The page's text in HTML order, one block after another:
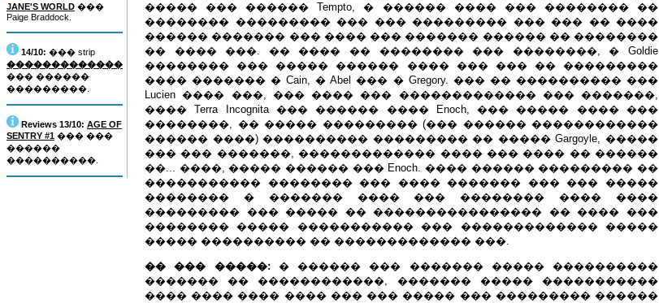
JANE'S WORLD ���
Paige Braddock.
14/10: ��� strip
�������������
��� ������
���������.
Reviews 13/10: AGE OF
SENTRY #1 ��� ���
������
����������.
����� ��� ������ Tempto, � ������ ���� ��� �������� ��
�������� ��������� ��� ��� ��������� ��� ��� �� ����
������ ������� ��� ���� ��� ������� ������ �� ��������
�� ���� ���. �� ���� �� �������� ��� ��������, � Goldie
�������� ��� ����� ������ ���� ��� ��� �� ���������
���� ������� � Cain, � Abel ��� � Gregory. ��� �� ���������� ���
Lucien ���� ���, ��� ���� ��� ������������� ��� �������,
���� Terra Incognita ��� ������ ���� Enoch, ��� ����� ���� ���
��������, �� ����� ��������� (��� ������ ������������
������ ����) ���������� ��������� �� ����� Gargoyle, �����
��� ��� �������, ������������� ���� ��� ���� �� ������
��... ����, ����� ������ ��� Enoch. ���� ������ ��������� ��
����������� �������� ��� ���� ������� ��� ��� �����
�������� � ������� ���� ��� �������� ���� ����
��������� ��� ����� �� ���������������� �� ���� ���
�������� ����� ����������� ��� ������������� �����
����� ���������� �� ������������� ���.
�� ��� �����: � ������ ��� ������� ����� ����������
������� �� ������������, ������� ����� �����������
���� ���� ���� ���� ��� ��� ����� ��� ��������� ������